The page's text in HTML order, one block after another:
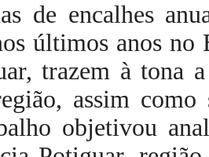
de encalhes
últimos anos
trazem à tona
assim como
objetivou